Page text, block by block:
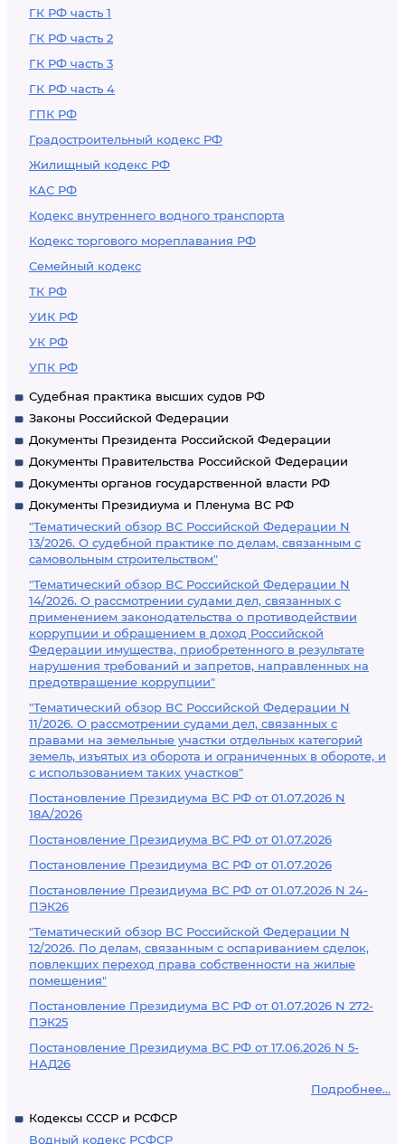
ГК РФ часть 1
ГК РФ часть 2
ГК РФ часть 3
ГК РФ часть 4
ГПК РФ
Градостроительный кодекс РФ
Жилищный кодекс РФ
КАС РФ
Кодекс внутреннего водного транспорта
Кодекс торгового мореплавания РФ
Семейный кодекс
ТК РФ
УИК РФ
УК РФ
УПК РФ
Судебная практика высших судов РФ
Законы Российской Федерации
Документы Президента Российской Федерации
Документы Правительства Российской Федерации
Документы органов государственной власти РФ
Документы Президиума и Пленума ВС РФ
"Тематический обзор ВС Российской Федерации N
13/2026. О судебной практике по делам, связанным с
самовольным строительством"
"Тематический обзор ВС Российской Федерации N
14/2026. О рассмотрении судами дел, связанных с
применением законодательства о противодействии
коррупции и обращением в доход Российской
Федерации имущества, приобретенного в результате
нарушения требований и запретов, направленных на
предотвращение коррупции"
"Тематический обзор ВС Российской Федерации N
11/2026. О рассмотрении судами дел, связанных с
правами на земельные участки отдельных категорий
земель, изъятых из оборота и ограниченных в обороте, и
с использованием таких участков"
Постановление Президиума ВС РФ от 01.07.2026 N
18А/2026
Постановление Президиума ВС РФ от 01.07.2026
Постановление Президиума ВС РФ от 01.07.2026
Постановление Президиума ВС РФ от 01.07.2026 N 24-
ПЭК26
"Тематический обзор ВС Российской Федерации N
12/2026. По делам, связанным с оспариванием сделок,
повлекших переход права собственности на жилые
помещения"
Постановление Президиума ВС РФ от 01.07.2026 N 272-
ПЭК25
Постановление Президиума ВС РФ от 17.06.2026 N 5-
НАД26
Подробнее...
Кодексы СССР и РСФСР
Водный кодекс РСФСР